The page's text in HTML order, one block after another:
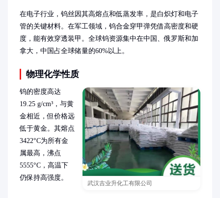
在电子行业，钨丝因其高熔点和低蒸发率，是白炽灯和电子
管的关键材料。在军工领域，钨合金穿甲弹凭借高密度和硬
度，能有效穿透装甲。全球钨资源集中在中国、俄罗斯和加
拿大，中国占全球储量的60%以上。
物理化学性质
武汉吉业升化工有限公司
钨的密度高达
19.25 g/cm³，与黄
金相近，但价格远
低于黄金。其熔点
3422°C为所有金
属最高，沸点
5555°C，高温下
仍保持高强度。